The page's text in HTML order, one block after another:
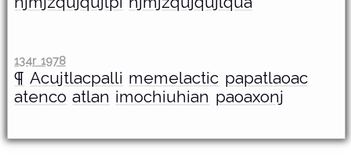
134r 1978
¶ Acujtlacpalli memelactic papatlaoac
atenco atlan imochiuhian paoaxonj